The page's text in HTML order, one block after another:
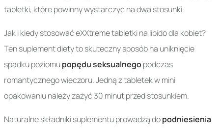
tabletki, które powinny wystarczyć na dwa stosunki.
Jak i kiedy stosować eXXtreme tabletki na libido dla kobiet?
Ten suplement diety to skuteczny sposób na uniknięcie
spadku poziomupopędu seksualnego podczas
romantycznego wieczoru. Jedną z tabletek w mini
opakowaniu należy zażyć 30 minut przed stosunkiem.
Naturalne składniki suplementu prowadzą dopodniesienia